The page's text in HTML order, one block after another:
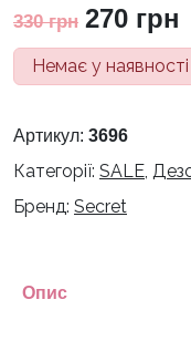
330грн
ціна:
270 грн
Немає у наявності
Артикул: 3696
Категорії: SALE,
Бренд: Secret
Опис